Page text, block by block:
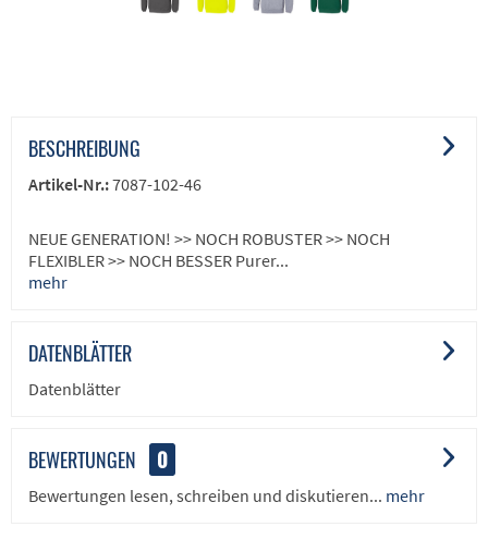
BESCHREIBUNG
Artikel-Nr.:7087-102-46
NEUE GENERATION! >> NOCH ROBUSTER >> NOCH
FLEXIBLER >> NOCH BESSER Purer...
mehr
DATENBLÄTTER
Datenblätter
BEWERTUNGEN 0
Bewertungen lesen, schreiben und diskutieren... mehr